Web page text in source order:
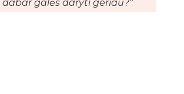
dabar galės daryti geriau?"